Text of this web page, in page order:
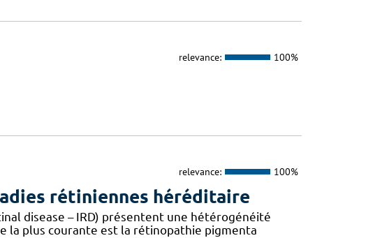
relevance: 100%
relevance: 100%
rétiniennes héréditaire
disease – IRD) présentent une hétérogénéité
la plus courante est la rétinopathie pigmenta